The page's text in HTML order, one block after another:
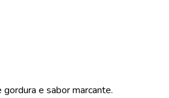
e sabor marcante.